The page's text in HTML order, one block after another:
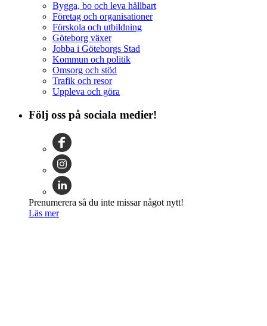
Bygga, bo och leva hållbart
Företag och organisationer
Förskola och utbildning
Göteborg växer
Jobba i Göteborgs Stad
Kommun och politik
Omsorg och stöd
Trafik och resor
Uppleva och göra
Följ oss på sociala medier!
Prenumerera så du inte missar något nytt!
Läs mer